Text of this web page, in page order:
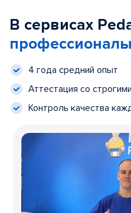
В сервисах
профессионалы
4 года средний опыт
Аттестация со
Контроль качества